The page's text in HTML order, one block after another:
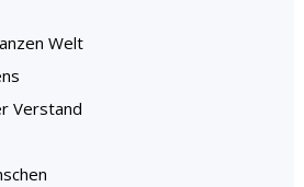
Welt
Verstand